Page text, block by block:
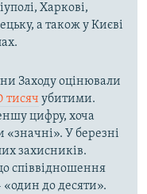
Харкові,
а також у Києві
Заходу оцінювали
тисяч убитими.
цифру, хоча
У березні
захисників.
співвідношення
«один до десяти».